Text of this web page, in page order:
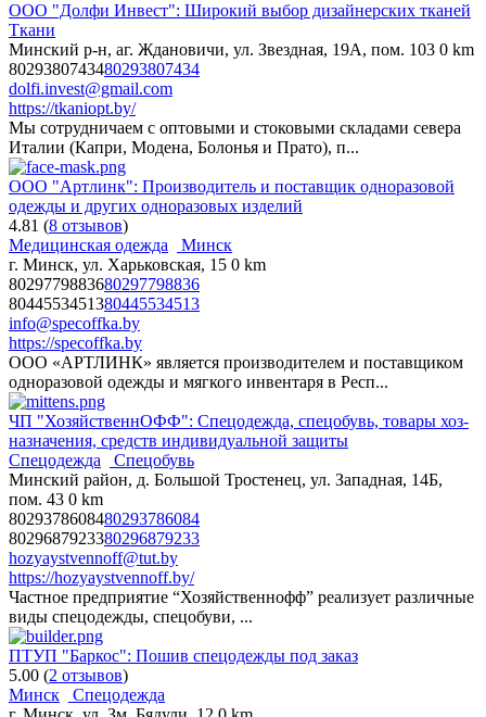
ООО "Долфи Инвест": Широкий выбор дизайнерских тканей
Ткани
Минский р-н, аг. Ждановичи, ул. Звездная, 19А, пом. 103 0 km
8029380743480293807434
dolfi.invest@gmail.com
https://tkaniopt.by/
Мы сотрудничаем с оптовыми и стоковыми складами севера
Италии (Капри, Модена, Болонья и Прато), п...
ООО "Артлинк": Производитель и поставщик одноразовой
одежды и других одноразовых изделий
4.81 (8 отзывов)
Медицинская одежда
Минск
г. Минск, ул. Харьковская, 15 0 km
8029779883680297798836
8044553451380445534513
info@specoffka.by
https://specoffka.by
ООО «АРТЛИНК» является производителем и поставщиком
одноразовой одежды и мягкого инвентаря в Респ...
ЧП "ХозяйственнОФФ": Спецодежда, спецобувь, товары хоз-
назначения, средств индивидуальной защиты
Спецодежда
Спецобувь
Минский район, д. Большой Тростенец, ул. Западная, 14Б,
пом. 43 0 km
8029378608480293786084
8029687923380296879233
hozyaystvennoff@tut.by
https://hozyaystvennoff.by/
Частное предприятие “Хозяйственнофф” реализует различные
виды спецодежды, спецобуви, ...
ПТУП "Баркос": Пошив спецодежды под заказ
5.00 (2 отзывов)
Минск
Спецодежда